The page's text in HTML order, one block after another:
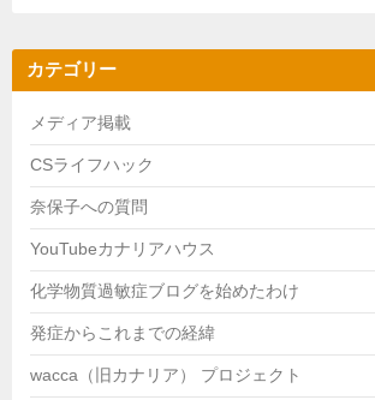
カテゴリー
メディア掲載
CSライフハック
奈保子への質問
YouTubeカナリアハウス
化学物質過敏症ブログを始めたわけ
発症からこれまでの経緯
wacca（旧カナリア） プロジェクト